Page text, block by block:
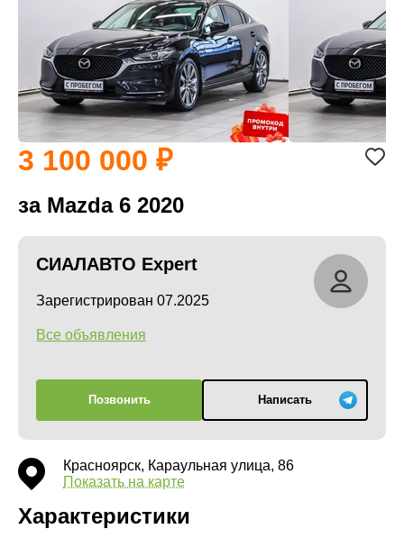
3 100 000
за Mazda 6 2020
СИАЛАВТО Expert
Зарегистрирован 07.2025
Все объявления
Позвонить Написать
Красноярск, Караульная улица, 86
Показать на карте
Характеристики